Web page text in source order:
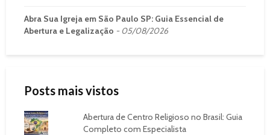
Abra Sua Igreja em São Paulo SP: Guia Essencial de
Abertura e Legalização
05/08/2026
Posts mais vistos
Abertura de Centro Religioso no Brasil: Guia
Completo com Especialista